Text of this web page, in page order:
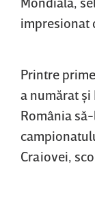
impresionat
Printre
a numărat şi
România
Craiovei,